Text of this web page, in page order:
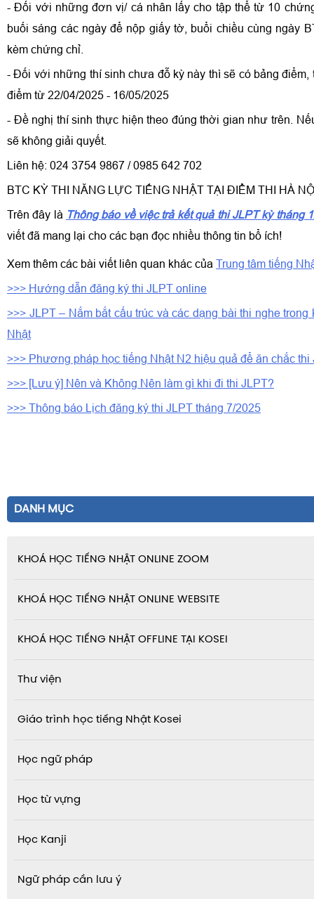
- Đối với những đơn vị/ cá nhân lấy cho tập thể từ 10
buối sáng các ngày để nộp giấy tờ, buổi chiều cùng ngày
kèm chứng chỉ.
- Đối với những thí sinh chưa đỗ kỳ này thì sẽ có bảng điểm,
điểm từ 22/04/2025 - 16/05/2025
- Đề nghị thí sinh thực hiện theo đúng thời gian như trên.
sẽ không giải quyết.
Liên hệ: 024 3754 9867 / 0985 642 702
BTC KỲ THI NĂNG LỰC TIẾNG NHẬT TẠI ĐIỂM THI HÀ
Trên đây là Thông báo về việc trả kết quả thi JLPT kỳ tháng
viết đã mang lại cho các bạn đọc nhiều thông tin bổ ích!
Xem thêm các bài viết liên quan khác của Trung tâm tiếng
>>> Hướng dẫn đăng ký thi JLPT online
>>> JLPT – Nắm bắt cấu trúc và các dạng bài thi nghe
Nhật
>>> Phương pháp học tiếng Nhật N2 hiệu quả để ăn chắc thi
>>> [Lưu ý] Nên và Không Nên làm gì khi đi thi JLPT?
>>> Thông báo Lịch đăng ký thi JLPT tháng 7/2025
DANH MỤC
KHOÁ HỌC TIẾNG NHẬT ONLINE ZOOM
KHOÁ HỌC TIẾNG NHẬT ONLINE WEBSITE
KHOÁ HỌC TIẾNG NHẬT OFFLINE TẠI KOSEI
Thư viện
Giáo trình học tiếng Nhật Kosei
Học ngữ pháp
Học từ vựng
Học Kanji
Ngữ pháp cần lưu ý